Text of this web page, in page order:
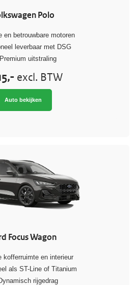
Polo
en betrouwbare motoren
leverbaar met DSG
Premium uitstraling
excl. BTW
Auto bekijken
Focus Wagon
kofferruimte en interieur
als ST-Line of Titanium
rijgedrag